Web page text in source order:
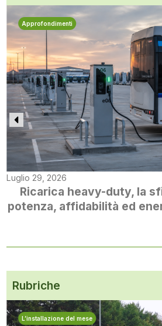
Approfondimenti
Luglio 29, 2026
Ricarica heavy-duty, la
potenza, affidabilità ed
Rubriche
L’installazione del mese